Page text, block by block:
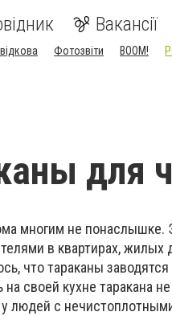
Вакансії
Фотозвіти BOOM!
для
многим не
в квартирах, жилых
что тараканы заводятся
своей кухне таракана
людей с